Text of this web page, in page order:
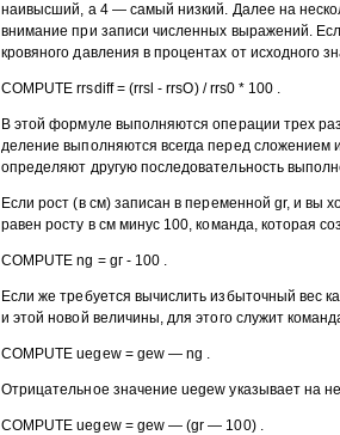
наивысший, а 4 — самый низкий. Далее на
внимание при записи численных выражений.
кровяного давления в процентах от исходного
COMPUTE rrsdiff = (rrsl - rrsO) / rrs0 * 100 .
В этой формуле выполняются операции трех
деление выполняются всегда перед сложением
определяют другую последовательность
Если рост (в см) записан в переменной gr, и вы
равен росту в см минус 100, команда, которая
COMPUTE ng = gг - 100 .
Если же требуется вычислить избыточный вес
и этой новой величины, для этого служит
COMPUTE uegew = gew — ng .
Отрицательное значение uegew указывает на
COMPUTE uegew = gew — (gr — 100) .